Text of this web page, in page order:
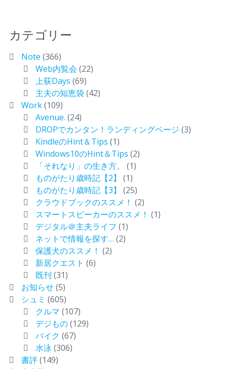
カテゴリー
Note (366)
Web内覧会 (22)
上荻Days (69)
主夫の知恵袋 (42)
Work(109)
Avenue. (24)
DROPでカンタン！ランディングページ (3)
KindleのHint＆Tips (1)
Windows10のHint＆Tips (2)
「それなり」の生き方。
(1)
ものがたり歳時記【2】
(1)
ものがたり歳時記【3】
(25)
クラウドブックのススメ！ (2)
スマートスピーカーのススメ！ (1)
デジタル＠主夫ライフ (1)
ネットで情報を探す… (2)
保護犬のススメ！ (2)
新居クエスト (6)
既刊 (31)
お知らせ(5)
シュミ (605)
クルマ (107)
デジもの(129)
バイク (67)
水泳(306)
書評(149)